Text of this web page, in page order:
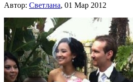
Автор: Cветлана, 01 Мар 2012